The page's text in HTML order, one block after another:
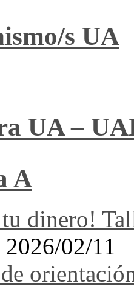
s UA
UA –
A
tu dinero!
2026/02/11